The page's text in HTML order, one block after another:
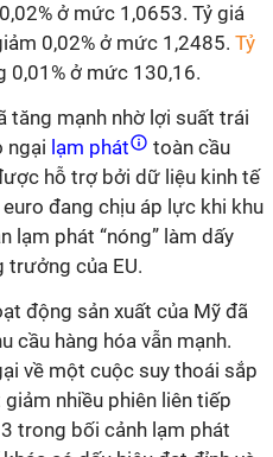
ở mức 1,0653. Tỷ giá
0,02% ở mức 1,2485. Tỷ
0,01% ở mức 130,16.
tăng mạnh nhờ lợi suất trái
ngại lạm phát
toàn cầu
hỗ trợ bởi dữ liệu kinh tế
đang chịu áp lực khi khu
lạm phát “nóng” làm dấy
trưởng của EU.
động sản xuất của Mỹ đã
cầu hàng hóa vẫn mạnh.
về một cuộc suy thoái sắp
nhiều phiên liên tiếp
trong bối cảnh lạm phát